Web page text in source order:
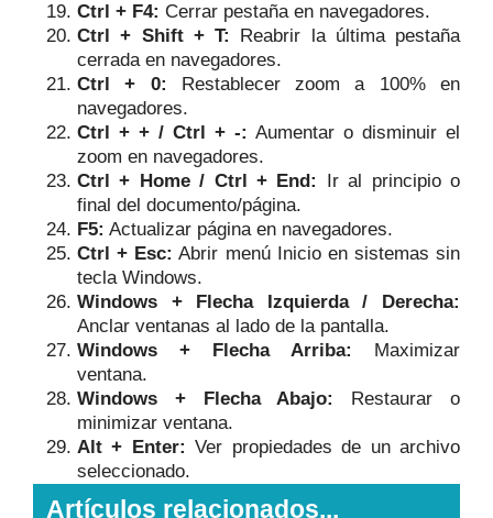
Ctrl + F4: Cerrar pestaña en navegadores.
Ctrl + Shift + T:
Reabrir la última pestaña
cerrada en navegadores.
Ctrl + 0: Restablecer zoom a 100% en
navegadores.
Ctrl + + / Ctrl + -: Aumentar o disminuir el
zoom en navegadores.
Ctrl + Home / Ctrl + End:
Ir al principio o
final del documento/página.
F5: Actualizar página en navegadores.
Ctrl + Esc: Abrir menú Inicio en sistemas sin
tecla Windows.
Windows + Flecha Izquierda / Derecha:
Anclar ventanas al lado de la pantalla.
Windows + Flecha Arriba:
Maximizar
ventana.
Windows + Flecha Abajo:
Restaurar o
minimizar ventana.
Alt + Enter: Ver propiedades de un archivo
seleccionado.
Artículos relacionados...